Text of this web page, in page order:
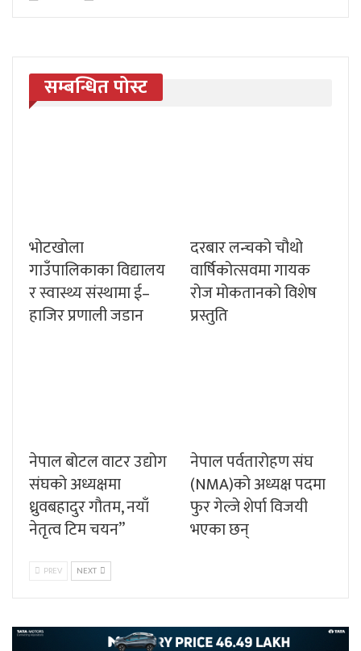
सम्बन्धित पोस्ट
भोटखोला
गाउँपालिकाका विद्यालय
र स्वास्थ्य संस्थामा ई–
हाजिर प्रणाली जडान
दरबार लन्चको चौथो
वार्षिकोत्सवमा गायक
रोज मोकतानको विशेष
प्रस्तुति
नेपाल बोटल वाटर उद्योग
संघको अध्यक्षमा
ध्रुवबहादुर गौतम, नयाँ
नेतृत्व टिम चयन”
नेपाल पर्वतारोहण संघ
(NMA)को अध्यक्ष पदमा
फुर गेल्जे शेर्पा विजयी
भएका छन्
PREV NEXT